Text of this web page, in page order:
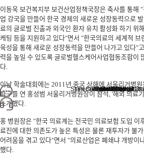
PersonalizedStem Cell
Stem Cell Liposuction &
Face & Body Lift
Petit & Lifting
Breast Surgery
LAST Diet
Eyes & Nose
Reviews
About TheLINE
이동욱 보건복지부 보건산업정책국장은 축사를 통해
업 강국을 만들어 한국 경제의 새로운 성장동력으로
료의 글로벌 진출과 외국인 환자 유치 활성화 하기 위
케팅 등을 지원하고 있다"면서 "한국의료의 세계적 브
육성을 통해 새로운 성장동력을 만들어 나가고 있다"
력을 높일 수 있도록 글로벌헬스케어사업협동조합이
다.
이날 학술대회에는 2011년 중국 상해에 서울리거병
파구를 연 홍성범 서울리거병원장이 참석, '해외 의료
소개했다.
홍 병원장은 "한국 의료계는 전국민 의료보험 도입 이
료진에 대한 의존도가 높은 특성은 물론 재투자가 불
어려움을 겪고 있다"면서 "의료산업은 폐쇄냐 개방이
했다.